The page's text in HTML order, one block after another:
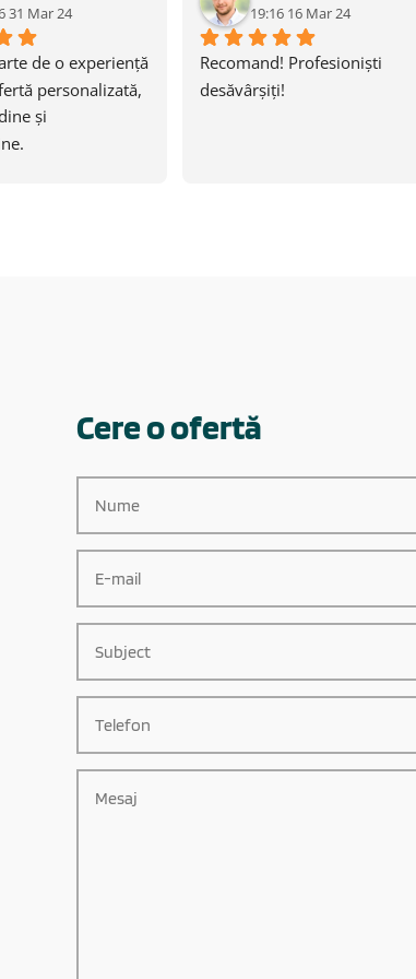
31 Mar 24
de o experiență
personalizată,
și
19:16 16 Mar 24
Recomand! Profesioniști
desăvârșiți!
Cere o ofertă